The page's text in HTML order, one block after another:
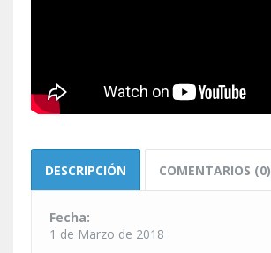
DESCRIPCIÓN COMENTARIOS (0)
Fecha:
1 de Marzo de 2018